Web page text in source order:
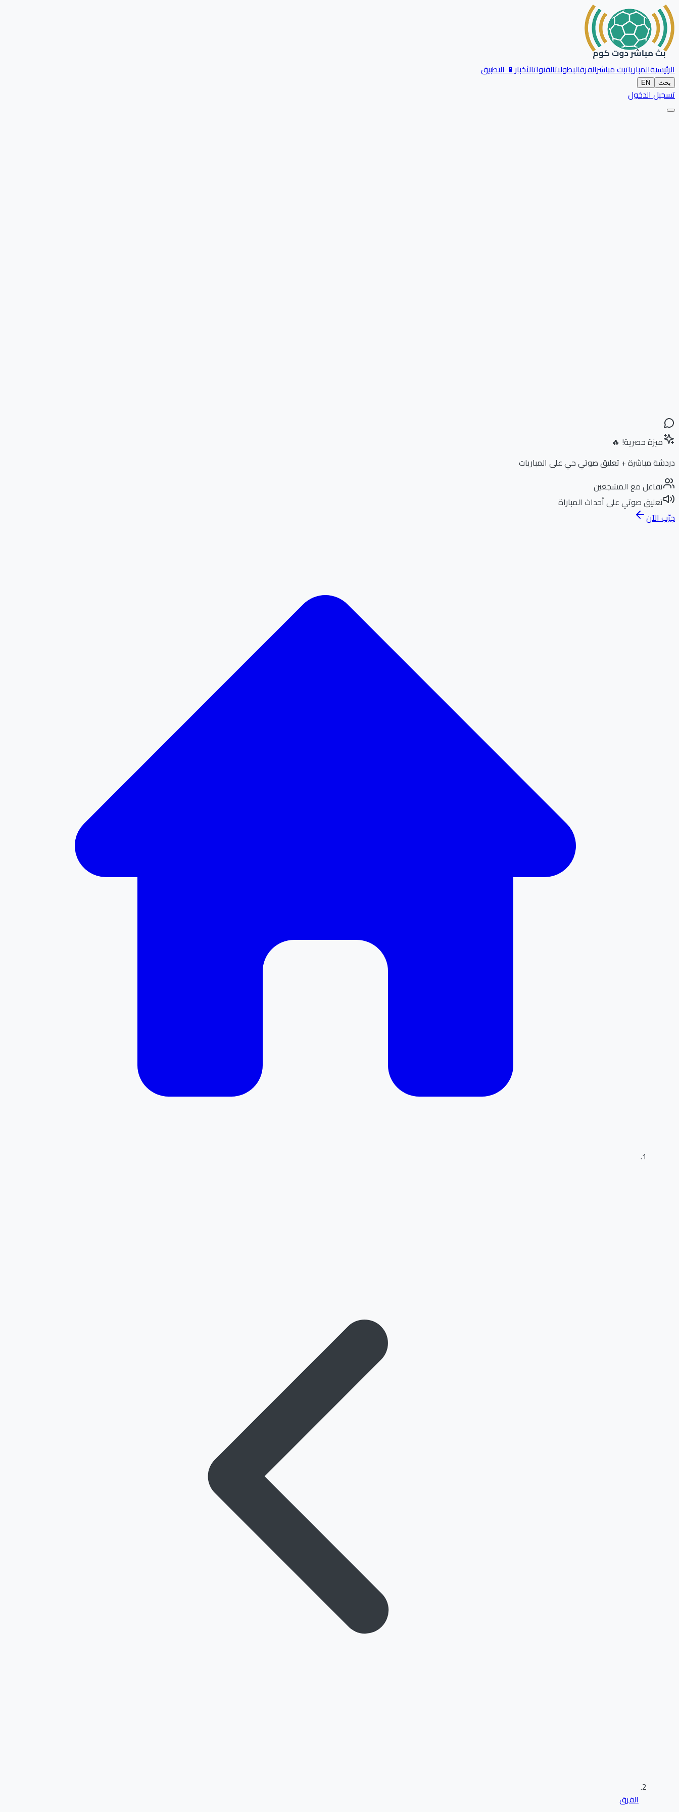
الرئيسيةالمبارياتبث مباشرالفرقالبطولاتالقنواتالأخبار📱 التطبيق
بحث EN
تسجيل الدخول
ميزة حصرية! 🔥
دردشة مباشرة + تعليق صوتي حي على المباريات
تفاعل مع المشجعين
تعليق صوتي على أحداث المباراة
جرّب الآن
الفرق